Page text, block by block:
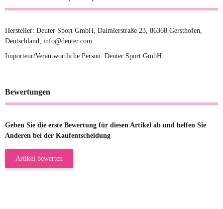
Hersteller: Deuter Sport GmbH, Daimlerstraße 23, 86368 Gersthofen,
Deutschland, info@deuter.com
Importeur/Verantwortliche Person: Deuter Sport GmbH
Bewertungen
Geben Sie die erste Bewertung für diesen Artikel ab und helfen Sie
Anderen bei der Kaufentscheidung
Artikel bewerten